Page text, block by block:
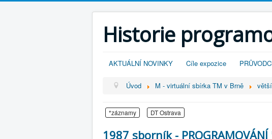
Historie
AKTUÁLNÍ NOVINKY Cíle expozice
Úvod M - virtuální sbírka TM v Brně
*záznamy DT Ostrava
1987 sborník - PROGRAMOVÁNÍ